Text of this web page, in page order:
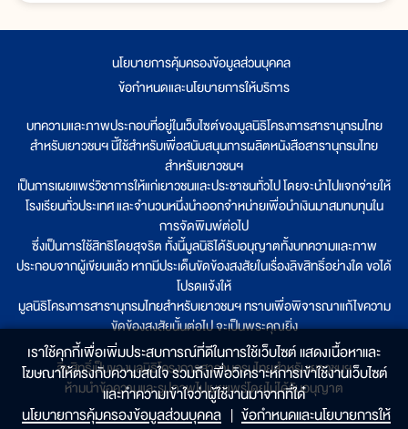
นโยบายการคุ้มครองข้อมูลส่วนบุคคล
ข้อกำหนดและนโยบายการให้บริการ
บทความและภาพประกอบที่อยู่ในเว็บไซต์ของมูลนิธิโครงการสารานุกรมไทย
สำหรับเยาวชนฯ นี้ใช้สำหรับเพื่อสนับสนุนการผลิตหนังสือสารานุกรมไทย
สำหรับเยาวชนฯ
เป็นการเผยแพร่วิชาการให้แก่เยาวชนและประชาชนทั่วไป โดยจะนำไปแจกจ่ายให้
โรงเรียนทั่วประเทศ และจำนวนหนึ่งนำออกจำหน่ายเพื่อนำเงินมาสมทบทุนใน
การจัดพิมพ์ต่อไป
ซึ่งเป็นการใช้สิทธิโดยสุจริต ทั้งนี้มูลนิธิได้รับอนุญาตทั้งบทความและภาพ
ประกอบจากผู้เขียนแล้ว หากมีประเด็นขัดข้องสงสัยในเรื่องลิขสิทธิ์อย่างใด ขอได้
โปรดแจ้งให้
มูลนิธิโครงการสารานุกรมไทยสำหรับเยาวชนฯ ทราบเพื่อพิจารณาแก้ไขความ
ขัดข้องสงสัยนั้นต่อไป จะเป็นพระคุณยิ่ง
ลิขสิทธิ์เป็นของมูลนิธิโครงการสารานุกรมไทยสำหรับเยาวชนฯ
ห้ามนำข้อความและรูปภาพไปเผยแพร่โดยไม่ได้รับอนุญาต
เราใช้คุกกี้เพื่อเพิ่มประสบการณ์ที่ดีในการใช้เว็บไซต์ แสดงเนื้อหาและ
โฆษณาให้ตรงกับความสนใจ รวมถึงเพื่อวิเคราะห์การเข้าใช้งานเว็บไซต์
และทำความเข้าใจว่าผู้ใช้งานมาจากที่ใด๋
นโยบายการคุ้มครองข้อมูลส่วนบุคคล | ข้อกำหนดและนโยบายการให้